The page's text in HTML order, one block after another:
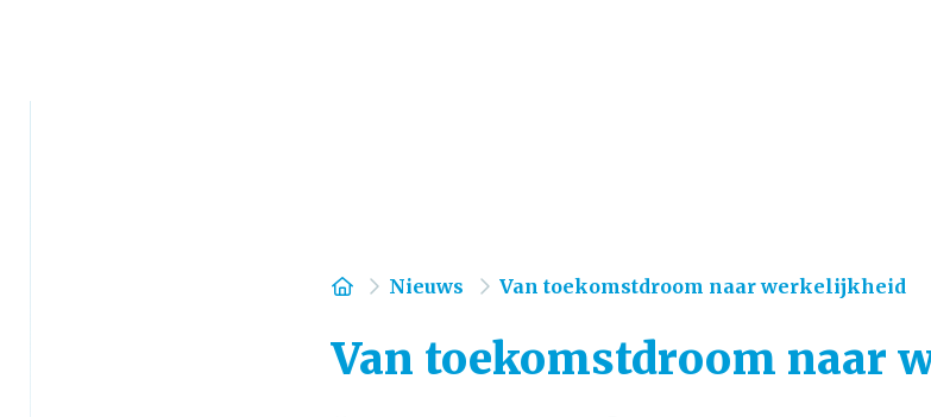
Home
Nieuws Van toekomstdroom naar werkelijkheid
Van toekomstdroom naar